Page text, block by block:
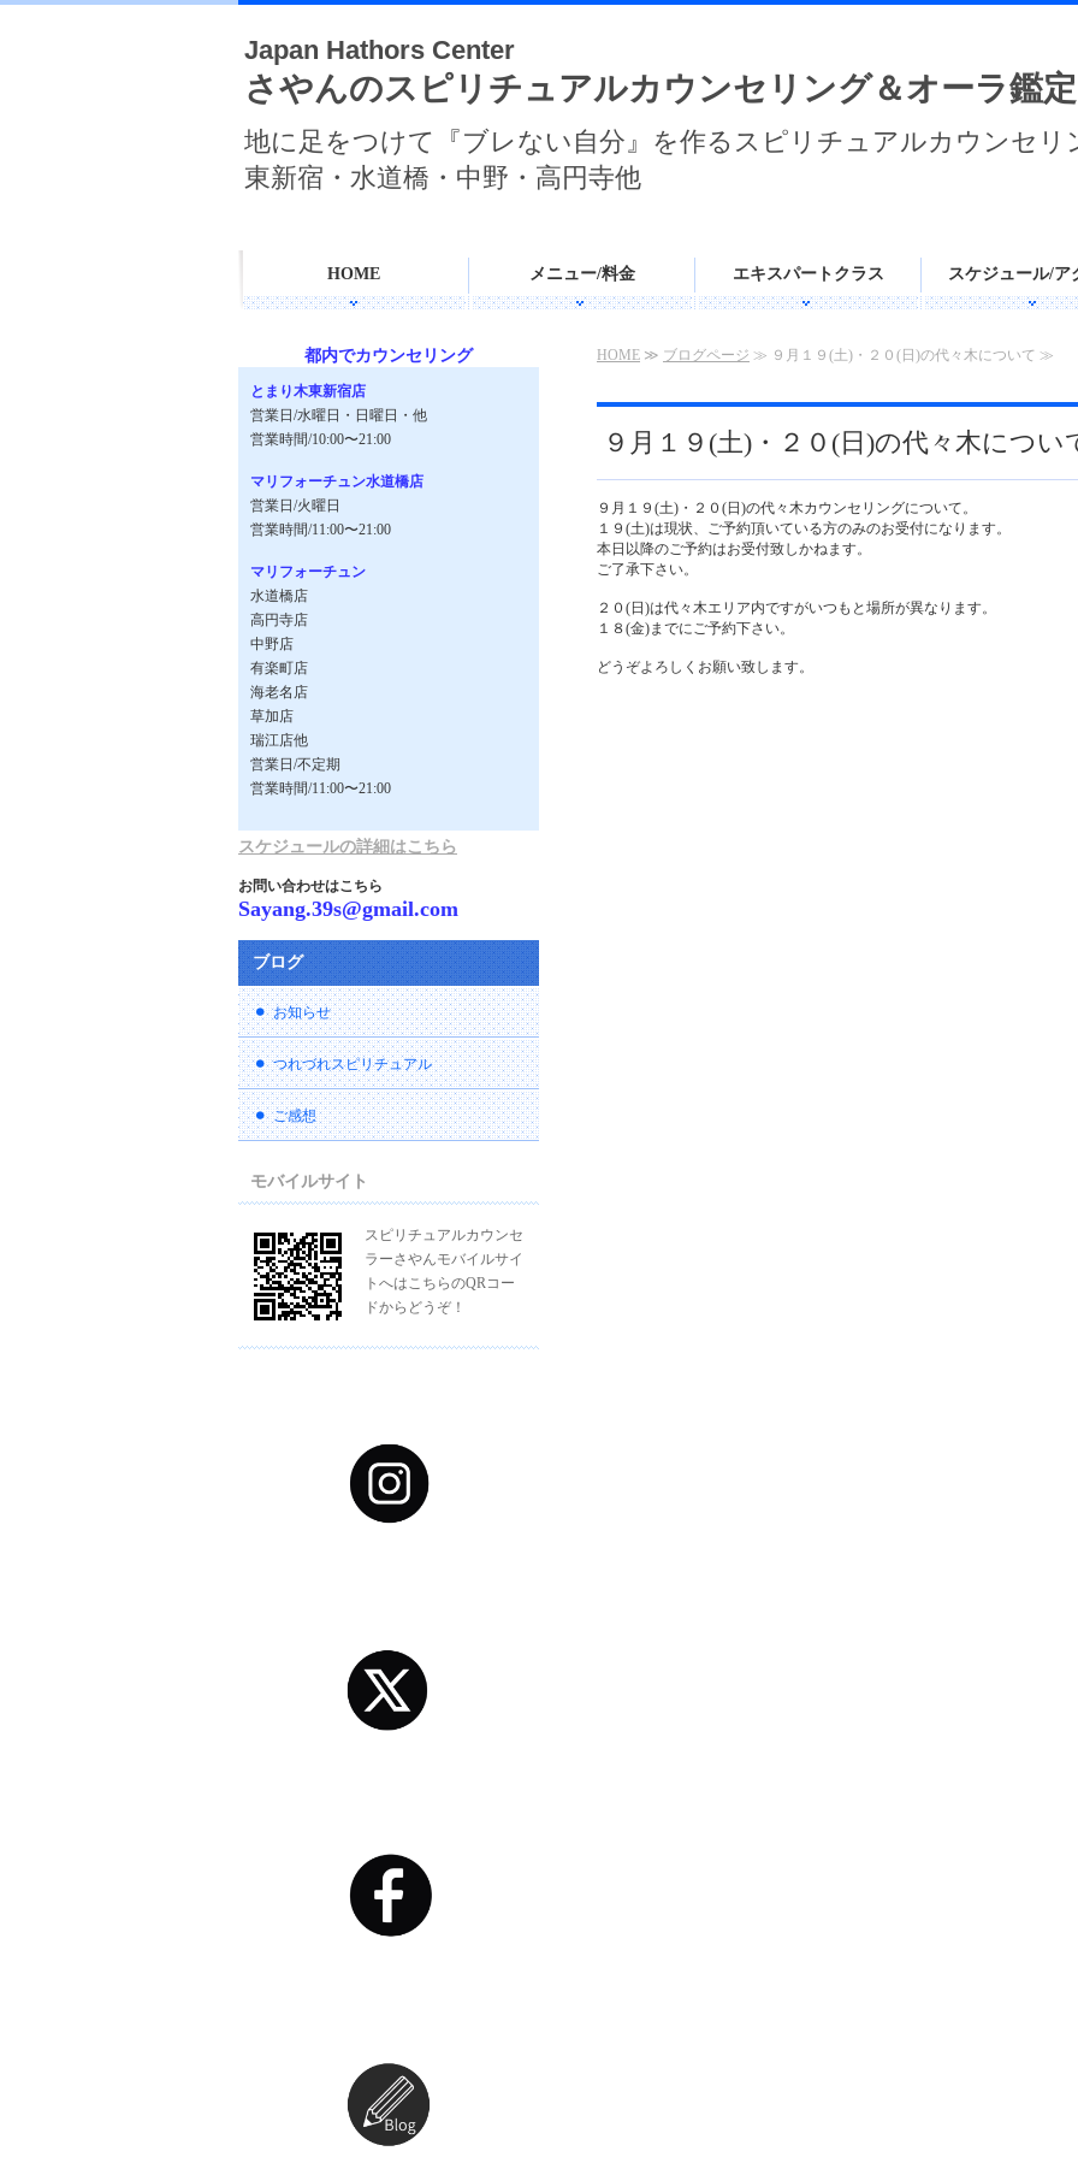
Japan Hathors Center
さやんのスピリチュアルカウンセリング＆オーラ鑑定
地に足をつけて『ブレない自分』を作るスピリチュアルカウンセリ
東新宿・水道橋・中野・高円寺他
HOME メニュー/料金 エキスパートクラス スケジュール/ア
HOME ≫ ブログページ ≫ ９月１９(土)・２０(日)の代々木について ≫
９月１９(土)・２０(日)の代々木につい
９月１９(土)・２０(日)の代々木カウンセリングについて。
１９(土)は現状、ご予約頂いている方のみのお受付になります。
本日以降のご予約はお受付致しかねます。
ご了承下さい。
２０(日)は代々木エリア内ですがいつもと場所が異なります。
１８(金)までにご予約下さい。
どうぞよろしくお願い致します。
都内でカウンセリング
とまり木東新宿店
営業日/水曜日・日曜日・他
営業時間/10:00〜21:00
マリフォーチュン水道橋店
営業日/火曜日
営業時間/11:00〜21:00
マリフォーチュン
水道橋店
高円寺店
中野店
有楽町店
海老名店
草加店
瑞江店他
営業日/不定期
営業時間/11:00〜21:00
スケジュールの詳細はこちら
お問い合わせはこちら
Sayang.39s@gmail.com
ブログ
お知らせ
つれづれスピリチュアル
ご感想
モバイルサイト
スピリチュアルカウンセ
ラーさやんモバイルサイ
トへはこちらのQRコー
ドからどうぞ！